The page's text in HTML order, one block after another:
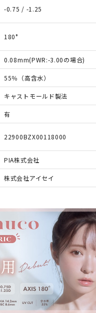
-0.75 / -1.25
180°
0.08mm(PWR:-3.00の場合)
55％（高含水）
キャストモールド製法
有
22900BZX00118000
PIA株式会社
株式会社アイセイ